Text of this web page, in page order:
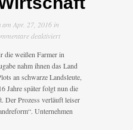
am Apr. 27, 2016 in
deaktiviertfür
Schwarze
Wirtschaft
die weißen Farmer in
nahm ihnen das Land
an schwarze Landsleute,
Jahre später folgt nun die
Der Prozess verläuft leiser
Unternehmen